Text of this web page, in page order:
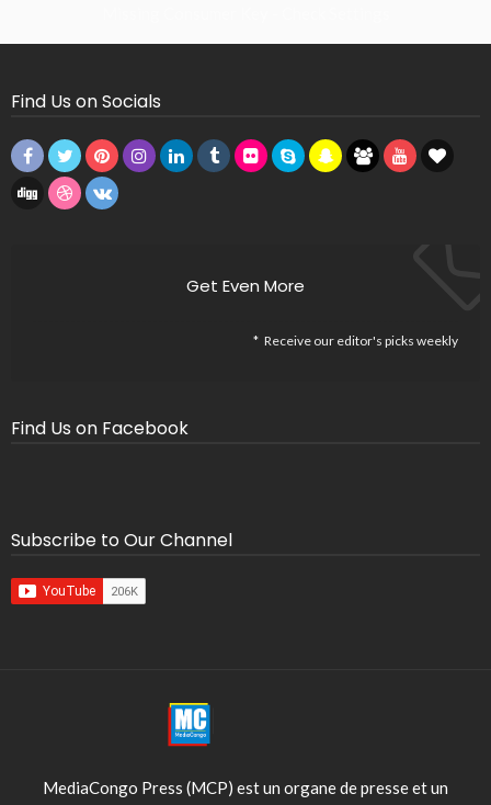
Find Us on Socials
Get Even More
Receive our editor's picks weekly
Find Us on Facebook
Subscribe to Our Channel
MediaCongo Press (MCP) est un organe de presse et un